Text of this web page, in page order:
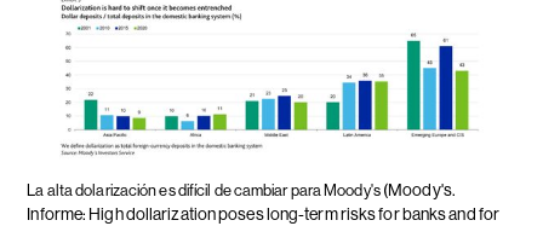
La alta dolarización es difícil de cambiar para Moody's (Moody's.
Informe: High dollarization poses long-term risks for banks and for